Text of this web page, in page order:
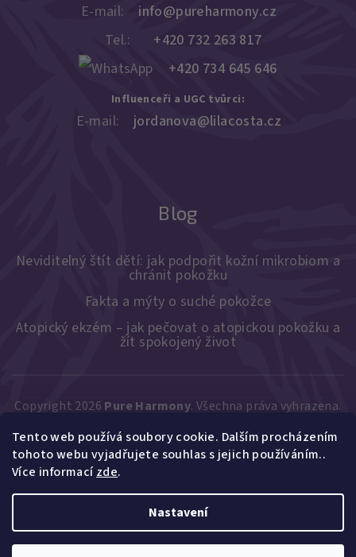
Tento web používá soubory cookie. Dalším procházením
tohoto webu vyjadřujete souhlas s jejich používáním..
Více informacízde.
Nastavení
E-mail:
info@pureharmony.cz
Tel.:
+420 732 263 817
+420 734 645 646
Influenceři a UGC tvůrci:
E-mail: jordanova@lilacosta.cz
Blog
Neviditelný štít dětí: jak podpořit kožní mikrobiom a
chránit pokožku
Fakta a mýty o suché pokožce
Atopický ekzém – jak pečovat o atopickou pokožku a
žít spokojený život
Copyright 2026 Pure Harmony. Všechna práva vyhrazena.
Vytvořil Shoptet
Bublíkův polštář 449 Kč / ks